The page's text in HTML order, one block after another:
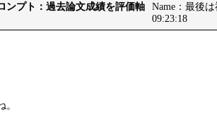
ンプト：過去論文成績を評価軸
Name：最後
09:23:18